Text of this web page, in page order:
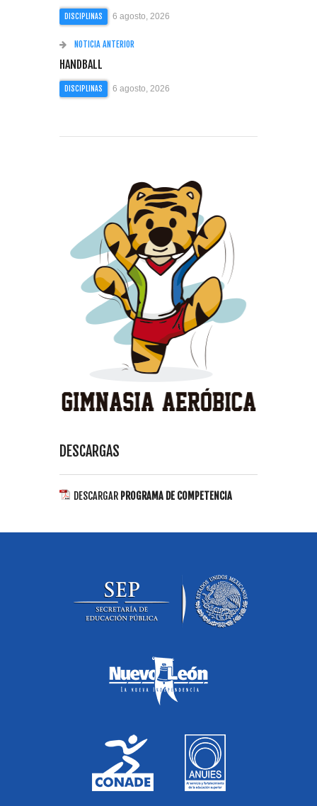
DISCIPLINAS 6 agosto, 2026
NOTICIA ANTERIOR
HANDBALL
DISCIPLINAS 6 agosto, 2026
DESCARGAS
DESCARGAR PROGRAMA DE COMPETENCIA